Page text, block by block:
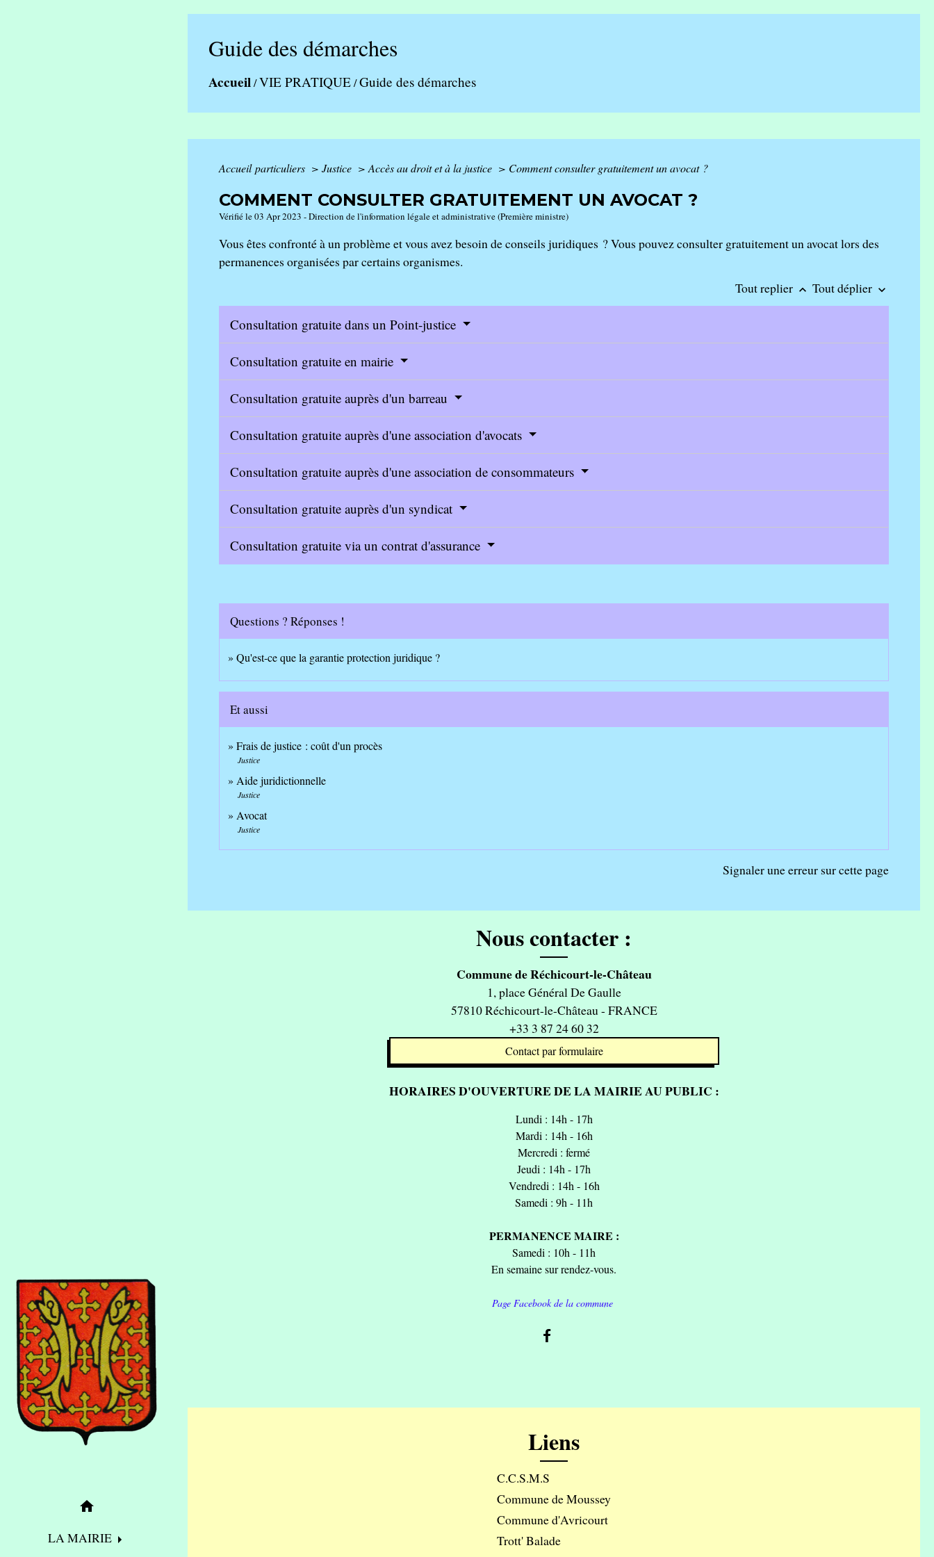
home
LA MAIRIE
Guide des démarches
Accueil/VIE PRATIQUE/Guide des démarches
Accueil particuliers > Justice > Accès au droit et à la justice > Comment consulter gratuitement un avocat ?
COMMENT CONSULTER GRATUITEMENT UN AVOCAT ?
Vérifié le 03 Apr 2023 - Direction de l'information légale et administrative (Première ministre)
Vous êtes confronté à un problème et vous avez besoin de conseils juridiques ? Vous pouvez consulter gratuitement un avocat lors des
permanences organisées par certains organismes.
Tout replier keyboard_arrow_up Tout déplier keyboard_arrow_down
Consultation gratuite dans un Point-justice
Consultation gratuite en mairie
Consultation gratuite auprès d'un barreau
Consultation gratuite auprès d'une association d'avocats
Consultation gratuite auprès d'une association de consommateurs
Consultation gratuite auprès d'un syndicat
Consultation gratuite via un contrat d'assurance
Questions ? Réponses !
Qu'est-ce que la garantie protection juridique ?
Et aussi
Frais de justice : coût d'un procès
Justice
Aide juridictionnelle
Justice
Avocat
Justice
Signaler une erreur sur cette page
Nous contacter :
Commune de Réchicourt-le-Château
1, place Général De Gaulle
57810 Réchicourt-le-Château - FRANCE
+33 3 87 24 60 32
Contact par formulaire
HORAIRES D'OUVERTURE DE LA MAIRIE AU PUBLIC :
Lundi : 14h - 17h
Mardi : 14h - 16h
Mercredi : fermé
Jeudi : 14h - 17h
Vendredi : 14h - 16h
Samedi : 9h - 11h
PERMANENCE MAIRE :
Samedi : 10h - 11h
En semaine sur rendez-vous.
Page Facebook de la commune
Liens
C.C.S.M.S
Commune de Moussey
Commune d'Avricourt
Trott' Balade